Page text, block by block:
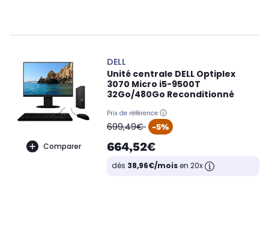
Comparer
DELL
Unité centrale DELL Optiplex
3070 Micro i5-9500T
32Go/480Go Reconditionné
Prix de référence
oldPrice
699,49€ -5%
664,52€
dès 38,96€/moisen 20x